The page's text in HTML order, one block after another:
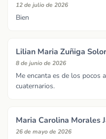
12 de julio de 2026
Bien
Lilian Maria Zuñiga
8 de junio de 2026
Me encanta es de los pocos
cuaternarios.
Maria Carolina Morales
26 de mayo de 2026